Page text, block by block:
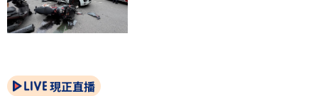
現正直播